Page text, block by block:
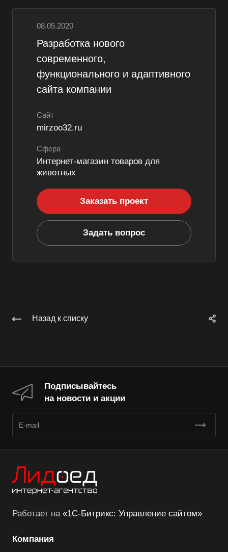
08.05.2020
Разработка нового
современного,
функционального и адаптивного
сайта компании
Сайт
mirzoo32.ru
Сфера
Интернет-магазин товаров для
животных
Заказать проект
Задать вопрос
Назад к списку
Подписывайтесь
на новости и акции
Работает на «1С-Битрикс: Управление сайтом»
Компания